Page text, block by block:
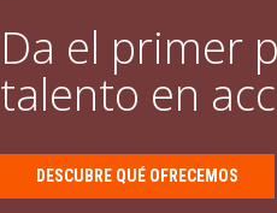
Da el primer
talento en
DESCUBRE QUÉ OFRECEMOS